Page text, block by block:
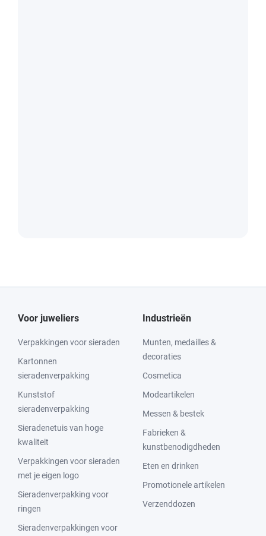
Voor juweliers
Verpakkingen voor sieraden
Kartonnen
sieradenverpakking
Kunststof
sieradenverpakking
Sieradenetuis van hoge
kwaliteit
Verpakkingen voor sieraden
met je eigen logo
Sieradenverpakking voor
ringen
Sieradenverpakkingen voor
Industrieën
Munten, medailles &
decoraties
Cosmetica
Modeartikelen
Messen & bestek
Fabrieken &
kunstbenodigdheden
Eten en drinken
Promotionele artikelen
Verzenddozen